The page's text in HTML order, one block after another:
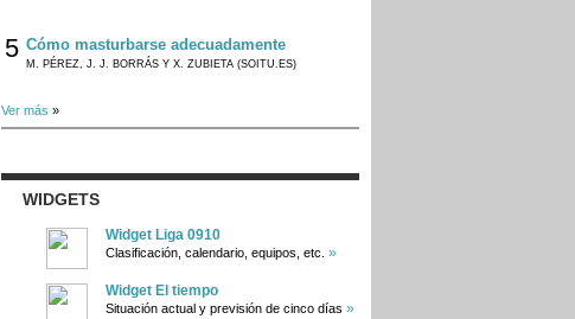
5 Cómo masturbarse adecuadamente
M. PÉREZ, J. J. BORRÁS Y X. ZUBIETA (SOITU.ES)
Ver más »
WIDGETS
Widget Liga 0910
Clasificación, calendario, equipos, etc. »
Widget El tiempo
Situación actual y previsión de cinco días »